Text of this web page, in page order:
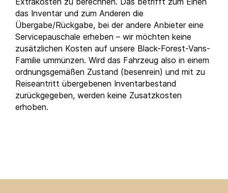
das Inventar und zum Anderen die
Übergabe/Rückgabe, bei der andere Anbieter eine
Servicepauschale erheben – wir möchten keine
zusätzlichen Kosten auf unsere Black-Forest-Vans-
Familie ummünzen. Wird das Fahrzeug also in einem
ordnungsgemäßen Zustand (besenrein) und mit zu
Reiseantritt übergebenen Inventarbestand
zurückgegeben, werden keine Zusatzkosten
erhoben.